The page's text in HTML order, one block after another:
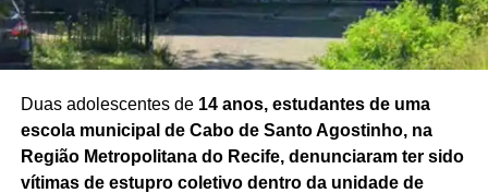
Duas adolescentes de 14 anos, estudantes de uma
escola municipal de Cabo de Santo Agostinho, na
Região Metropolitana do Recife, denunciaram ter sido
vítimas de estupro coletivo dentro da unidade de